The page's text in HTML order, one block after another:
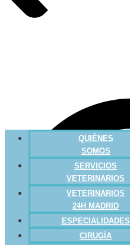
QUIÉNES
SOMOS
SERVICIOS
VETERINARIOS
VETERINARIOS
24H MADRID
ESPECIALIDADES
CIRUGÍA